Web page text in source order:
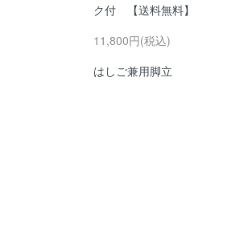
ク付 【送料無料】
11,800円(税込)
はしご兼用脚立